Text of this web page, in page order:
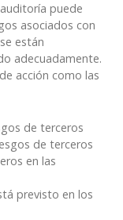
puede
asociados con
están
adecuadamente.
acción como las
de terceros
de terceros
en las
previsto en los